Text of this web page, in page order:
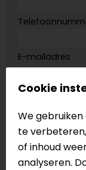
E-mailadres
Ordernummer
Artikel
Cookie
We
te
of inhoud
analyseren.